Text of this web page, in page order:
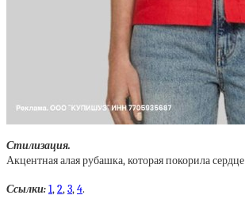
Стилизация.
Акцентная алая рубашка, которая покорила сердце
Ссылки:1,2,3,4.